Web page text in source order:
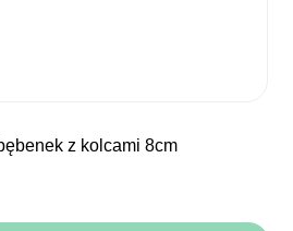
z kolcami 8cm